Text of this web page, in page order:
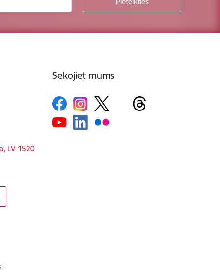
LV-1520
Sekojiet mums